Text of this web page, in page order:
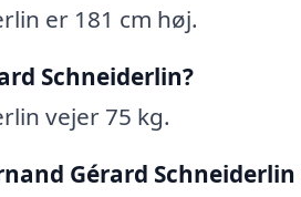
er 181 cm høj.
Schneiderlin?
vejer 75 kg.
Gérard Schneiderlin